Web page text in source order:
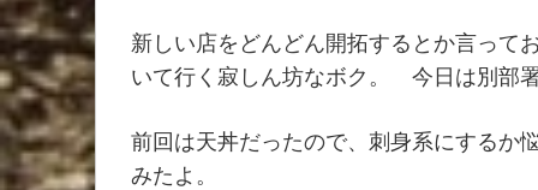
新しい店をどんどん開拓するとか言って
いて行く寂しん坊なボク。 今日は別部
前回は天丼だったので、刺身系にするか
みたよ。